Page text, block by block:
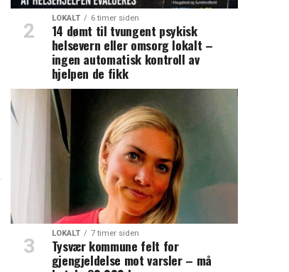
LOKALT 6 timer siden
14 dømt til tvungent psykisk
helsevern eller omsorg lokalt –
ingen automatisk kontroll av
hjelpen de fikk
LOKALT 7 timer siden
Tysvær kommune felt for
gjengjeldelse mot varsler – må